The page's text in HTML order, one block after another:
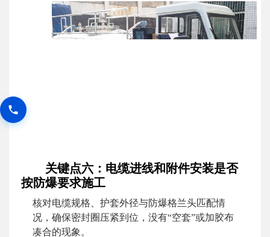
关键点六：电缆进线和附件安装是否
按防爆要求施工
核对电缆规格、护套外径与防爆格兰头匹配情
况，确保密封圈压紧到位，没有“空套”或加胶布
凑合的现象。